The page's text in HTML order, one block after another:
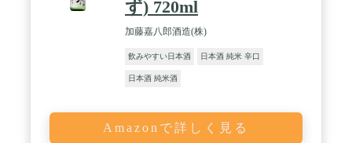
ず) 720ml
加藤嘉八郎酒造(株)
飲みやすい日本酒 日本酒 純米 辛口
日本酒 純米酒
Amazonで詳しく見る